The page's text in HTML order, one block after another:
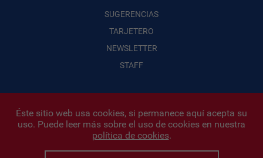
SUGERENCIAS
TARJETERO
NEWSLETTER
STAFF
Infonegocios 2026| INFONEGOCIOS S.A. · CUIT: 30710438486 |
Políticas de Privacidad|Protección de datos personales
Iñigo Biain
Éste sitio web usa cookies, si permanece aquí acepta su
uso. Puede leer más sobre el uso de cookies en nuestra
política de cookies.